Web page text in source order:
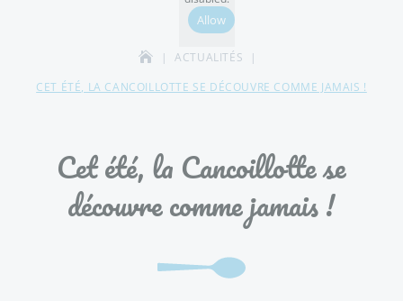
Allow
ACTUALITÉS
CET ÉTÉ, LA CANCOILLOTTE SE DÉCOUVRE COMME JAMAIS !
Cet été, la Cancoillotte se
découvre comme jamais !